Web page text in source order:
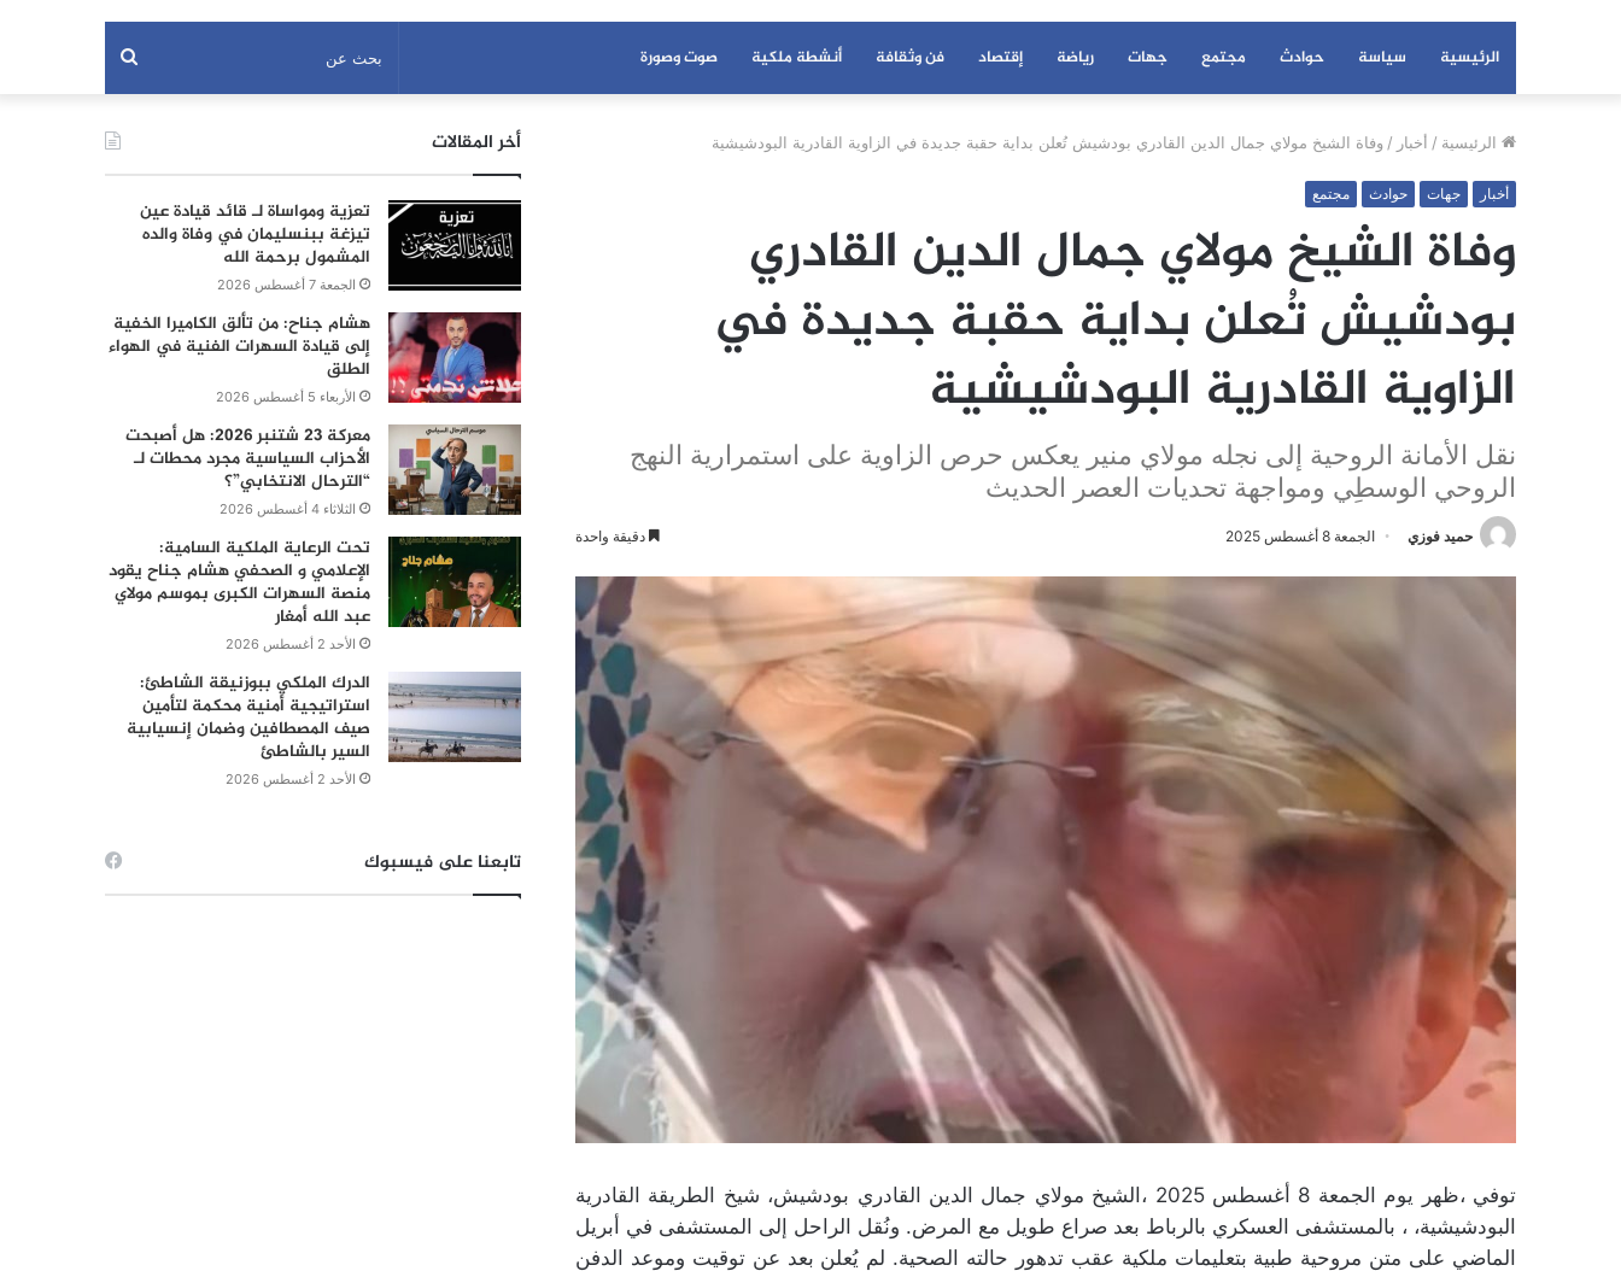
الرئيسية سياسة حوادث مجتمع جهات رياضة إقتصاد فن وثقافة أنشطة ملكية صوت وصورة بحث
عن
الرئيسية / أخبار / وفاة الشيخ مولاي جمال الدين القادري بودشيش تُعلن بداية حقبة جديدة في الزاوية القادرية البودشيشية
أخبار جهات حوادث مجتمع
وفاة الشيخ مولاي جمال الدين القادري
بودشيش تُعلن بداية حقبة جديدة في
الزاوية القادرية البودشيشية
نقل الأمانة الروحية إلى نجله مولاي منير يعكس حرص الزاوية على استمرارية النهج
الروحي الوسطِي ومواجهة تحديات العصر الحديث
حميد فوزي الجمعة 8 أغسطس 2025 دقيقة واحدة
توفي ،ظهر يوم الجمعة 8 أغسطس 2025 ،الشيخ مولاي جمال الدين القادري بودشيش، شيخ الطريقة القادرية
البودشيشية، ، بالمستشفى العسكري بالرباط بعد صراع طويل مع المرض. ونُقل الراحل إلى المستشفى في أبريل
الماضي على متن مروحية طبية بتعليمات ملكية عقب تدهور حالته الصحية. لم يُعلن بعد عن توقيت وموعد الدفن
أخر المقالات
تعزية ومواساة لـ قائد قيادة عين
تيزغة ببنسليمان في وفاة والده
المشمول برحمة الله
الجمعة 7 أغسطس 2026
هشام جناح: من تألق الكاميرا الخفية
إلى قيادة السهرات الفنية في الهواء
الطلق
الأربعاء 5 أغسطس 2026
معركة 23 شتنبر 2026: هل أصبحت
الأحزاب السياسية مجرد محطات لـ
“الترحال الانتخابي”؟
الثلاثاء 4 أغسطس 2026
تحت الرعاية الملكية السامية:
الإعلامي و الصحفي هشام جناح يقود
منصة السهرات الكبرى بموسم مولاي
عبد الله أمغار
الأحد 2 أغسطس 2026
الدرك الملكي ببوزنيقة الشاطئ:
استراتيجية أمنية محكمة لتأمين
صيف المصطافين وضمان إنسيابية
السير بالشاطئ
الأحد 2 أغسطس 2026
تابعنا على فيسبوك